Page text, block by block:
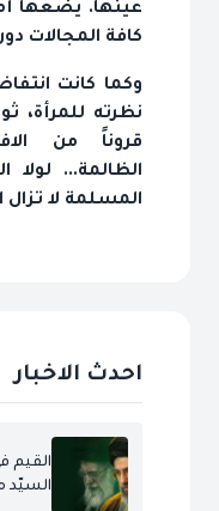
عينها. يضعها
كافة المجالات
وكما كانت
نظرته للمرأة،
قروناً من
الظالمة... لولا
المسلمة لا
احدث الاخبار
القيم
السيّد